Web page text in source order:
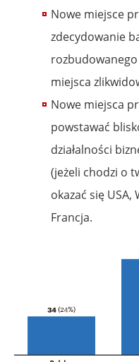
Nowe miejsce
zdecydowanie
miejsca
Nowe miejsca
powstawać
działalności
(jeżeli chodzi o
okazać się
Francja.